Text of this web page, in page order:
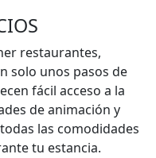
restaurantes,
solo unos pasos de
fácil acceso a la
de animación y
las comodidades
tu estancia.